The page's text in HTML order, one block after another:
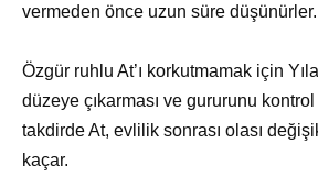
vermeden önce uzun süre düşünürler.
Özgür ruhlu At’ı korkutmamak için
düzeye çıkarması ve gururunu
takdirde At, evlilik sonrası olası
kaçar.